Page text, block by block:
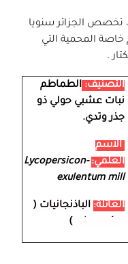
تخصص الجزائر سنويا
خاصة المحمية التي
التصنيف: الطماطم
نبات عشبي حولي ذو
جذر وتدي.
الاسم
العلمي: Lycopersicon-
exulentum mill
العائلة: الباذنجانيات (